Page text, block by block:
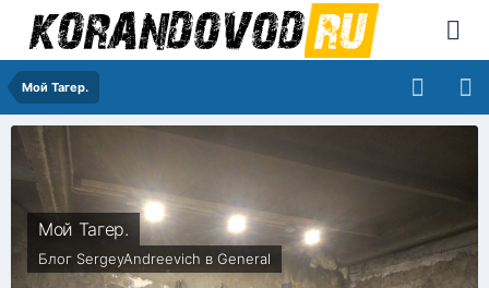
Мой Тагер.
Мой Тагер.
Блог SergeyAndreevich в General